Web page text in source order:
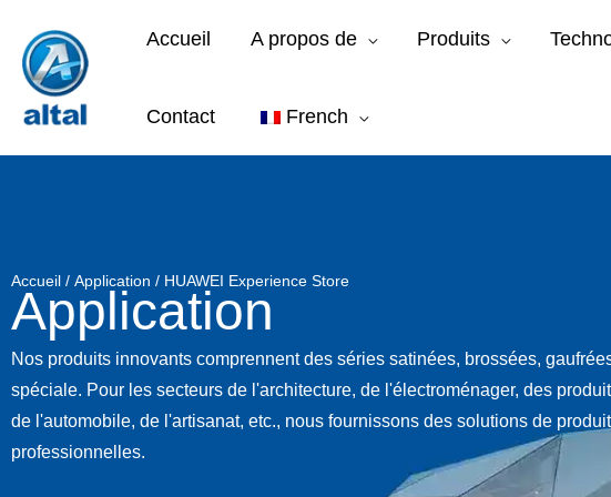
contenu
Accueil A propos de Produits
Contact French
Accueil / Application / HUAWEI Experience Store
Application
Nos produits innovants comprennent des séries satinées, brossées,
spéciale. Pour les secteurs de l'architecture, de l'électroménager, des
de l'automobile, de l'artisanat, etc., nous fournissons des solutions de
professionnelles.